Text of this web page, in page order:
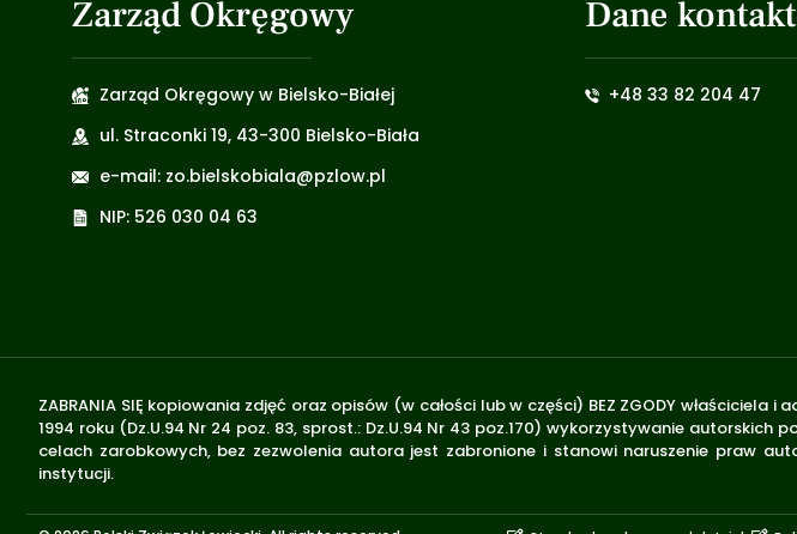
Zarząd Okręgowy
Zarząd Okręgowy w Bielsko-Białej
ul. Straconki 19, 43-300 Bielsko-Biała
e-mail: zo.bielskobiala@pzlow.pl
NIP: 526 030 04 63
Dane
+48 33 82 204 47
ZABRANIA SIĘ kopiowania zdjęć oraz opisów (w całości lub w części) BEZ ZGODY
1994 roku (Dz.U.94 Nr 24 poz. 83, sprost.: Dz.U.94 Nr 43 poz.170) wykorzystywanie
celach zarobkowych, bez zezwolenia autora jest zabronione i stanowi naruszenie praw
instytucji.